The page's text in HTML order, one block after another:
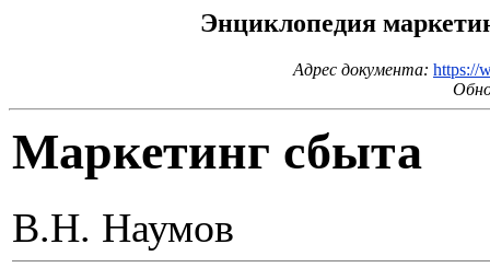
Энциклопедия
Адрес документа: https://
Маркетинг сбыта
В.Н. Наумов